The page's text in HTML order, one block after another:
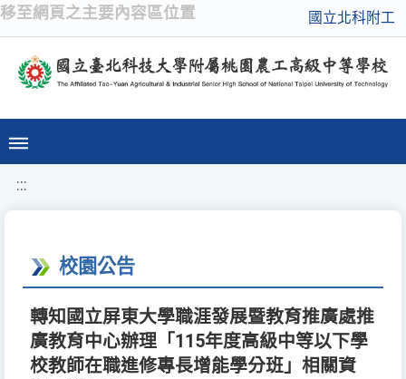
移至網頁之主要內容區位置 國立北科附工
:::
校園公告
轉知國立屏東大學職涯發展暨教育推廣處推
廣教育中心辦理「115年度高級中等以下學
校教師在職進修專長增能學分班」相關資